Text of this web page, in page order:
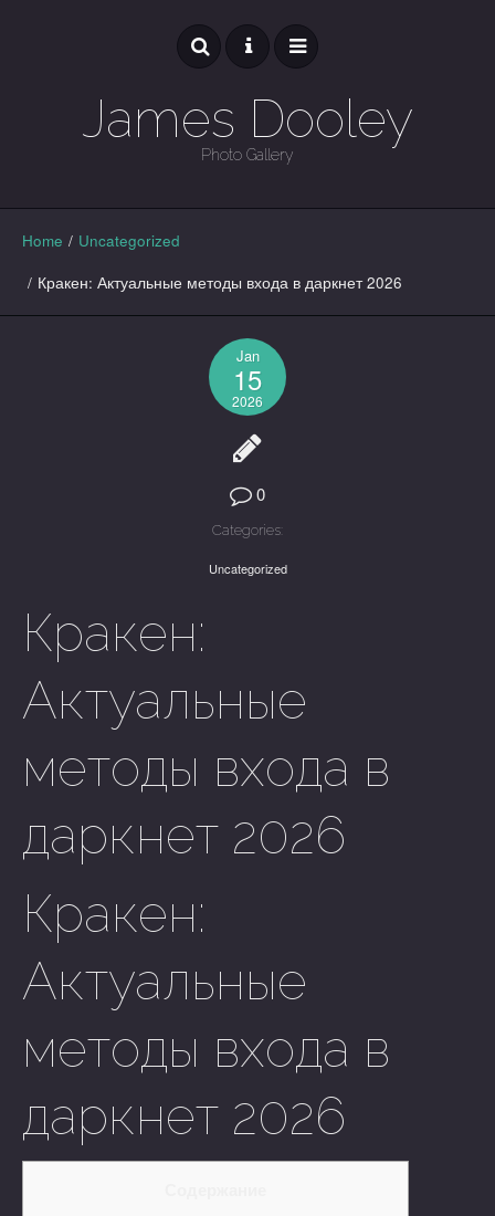
James Dooley
Photo Gallery
GALLERY
Home / Uncategorized
/ Кракен: Актуальные методы входа в даркнет 2026
Jan
15
2026
0
Categories:
Uncategorized
Кракен:
Актуальные
методы входа в
даркнет 2026
Кракен:
Актуальные
методы входа в
даркнет 2026